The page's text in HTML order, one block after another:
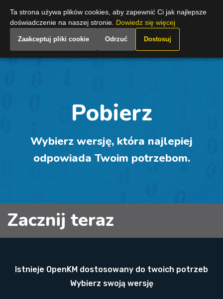
Poland
Pobierz
Wybierz wersję, która najlepiej
odpowiada Twoim potrzebom.
Zacznij teraz
Istnieje OpenKM dostosowany do twoich potrzeb
Wybierz swoją wersję
Ta strona używa plików cookies, aby zapewnić Ci jak najlepsze
doświadczenie na naszej stronie. Dowiedz się więcej
Zaakceptuj pliki cookie Odrzuć Dostosuj